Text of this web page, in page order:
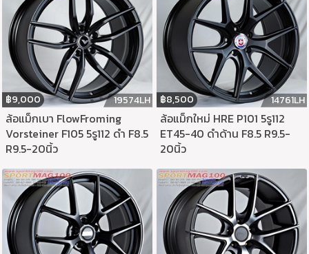
฿9,000 19574LH
ล้อแม็กเบา FlowFroming
Vorsteiner F105 5รู112 ดำ F8.5
R9.5-20นิ้ว
฿8,500 14761LH
ล้อแม็กใหม่ HRE P101 5รู112
ET45-40 ดำด้าน F8.5 R9.5-
20นิ้ว